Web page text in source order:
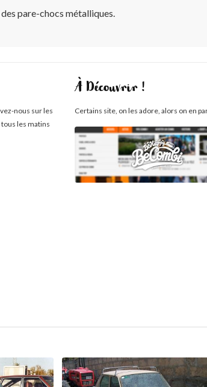
pare-chocs métalliques.
nous sur les
les matins
À Découvrir !
Certains site, on les adore, alors on en